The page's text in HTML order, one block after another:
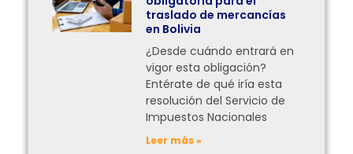
traslado de mercancías
en Bolivia
¿Desde cuándo entrará en
vigor esta obligación?
Entérate de qué iría esta
resolución del Servicio de
Impuestos Nacionales
Leer más »